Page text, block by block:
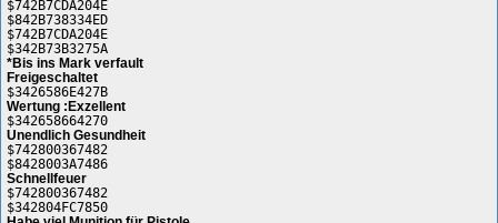
$742B7CDA204E
$842B738334ED
$742B7CDA204E
$342B73B3275A
*Bis ins Mark verfault
Freigeschaltet
$3426586E427B
Wertung :Exzellent
$342658664270
Unendlich Gesundheit
$742800367482
$8428003A7486
Schnellfeuer
$742800367482
$342804FC7850